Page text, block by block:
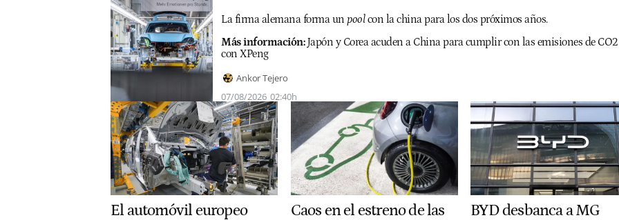
La firma alemana forma un poolcon la china para los dos próximos años.
Más información: Japón y Corea acuden a China para cumplir con las emisiones de
con XPeng
Ankor Tejero
07/08/2026 02:40h
El automóvil europeo
Caos en el estreno de las
BYD desbanca a MG